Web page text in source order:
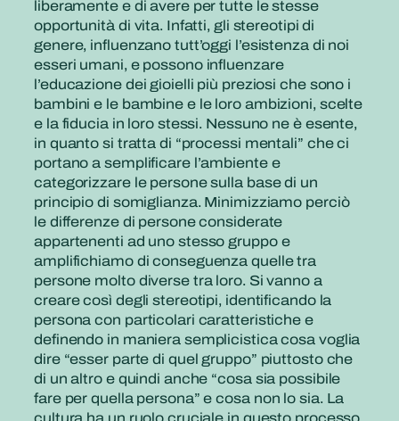
liberamente e di avere per tutte le stesse
opportunità di vita. Infatti, gli stereotipi di
genere, influenzano tutt’oggi l’esistenza di noi
esseri umani, e possono influenzare
l’educazione dei gioielli più preziosi che sono i
bambini e le bambine e le loro ambizioni, scelte
e la fiducia in loro stessi. Nessuno ne è esente,
in quanto si tratta di “processi mentali” che ci
portano a semplificare l’ambiente e
categorizzare le persone sulla base di un
principio di somiglianza. Minimizziamo perciò
le differenze di persone considerate
appartenenti ad uno stesso gruppo e
amplifichiamo di conseguenza quelle tra
persone molto diverse tra loro. Si vanno a
creare così degli stereotipi, identificando la
persona con particolari caratteristiche e
definendo in maniera semplicistica cosa voglia
dire “esser parte di quel gruppo” piuttosto che
di un altro e quindi anche “cosa sia possibile
fare per quella persona” e cosa non lo sia. La